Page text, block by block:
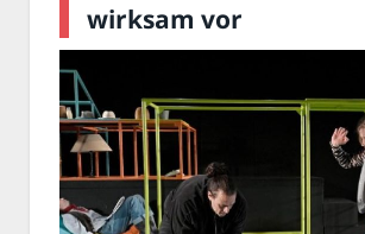
wirksam vor